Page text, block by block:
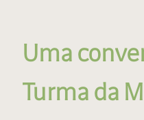
Uma
Turma da